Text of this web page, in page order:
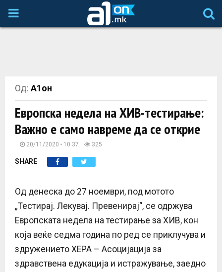
P
M
A
M
N
Од: А1он
Европска недела на ХИВ-тестирање:
Важно е само навреме да се открие
20/11/2020 - 10:37 325
SHARE
Од денеска до 27 ноември, под мотото
„Тестирај. Лекувај. Превенирај“, се одржува
Европската недела на тестирање за ХИВ, кон
која веќе седма година по ред се приклучува и
здружението ХЕРА – Асоцијација за
здравствена едукација и истражување, заедно